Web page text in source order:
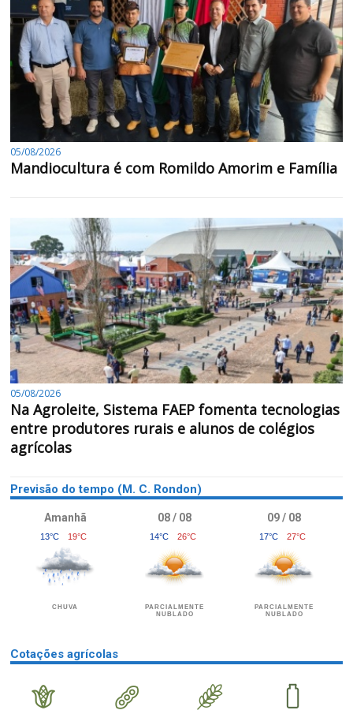
05/08/2026
Mandiocultura é com Romildo Amorim e Família
05/08/2026
Na Agroleite, Sistema FAEP fomenta tecnologias
entre produtores rurais e alunos de colégios
agrícolas
Previsão do tempo (M. C. Rondon)
Amanhã
13°C 19°C
CHUVA
08 / 08
14°C 26°C
PARCIALMENTE
NUBLADO
09 / 08
17°C 27°C
PARCIALMENTE
NUBLADO
Cotações agrícolas